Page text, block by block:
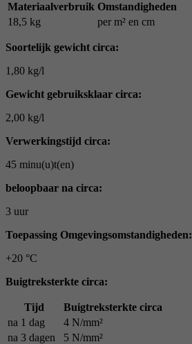
Materiaalverbruik Omstandigheden
18,5 kg
per m² en cm
Soortelijk gewicht circa:
1,80 kg/l
Gewicht gebruiksklaar circa:
2,00 kg/l
Verwerkingstijd circa:
45 minu(u)t(en)
beloopbaar na circa:
3 uur
Toepassing Omgevingsomstandigheden:
+20 °C
Buigtreksterkte circa:
Tijd
Buigtreksterkte circa
na 1 dag
4 N/mm²
na 3 dagen
5 N/mm²